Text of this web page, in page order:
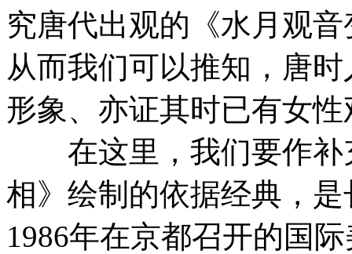
究唐代出观的《水月观
从而我们可以推知，唐
形象、亦证其时已有女
在这里，我们要作补
相》绘制的依据经典，
1986年在京都召开的国